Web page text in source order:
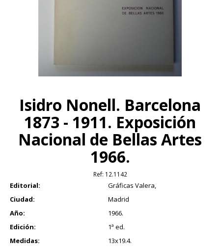
Isidro Nonell. Barcelona
1873 - 1911. Exposición
Nacional de Bellas Artes
1966.
Ref: 12.1142
Editorial:
Gráficas Valera,
Ciudad:
Madrid
Año:
1966.
Edición:
1ª ed.
Medidas:
13x19.4.